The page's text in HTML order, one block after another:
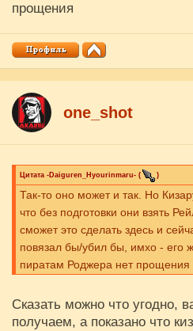
прощения
one_shot
Цитата -Daiguren_Hyourinmaru- ( )
Так-то оно может и так. Но
что без подготовки они взять
сможет это сделать здесь и
повязал бы/убил бы, имхо - его
пиратам Роджера нет прощения
Сказать можно что угодно,
получаем, а показано что